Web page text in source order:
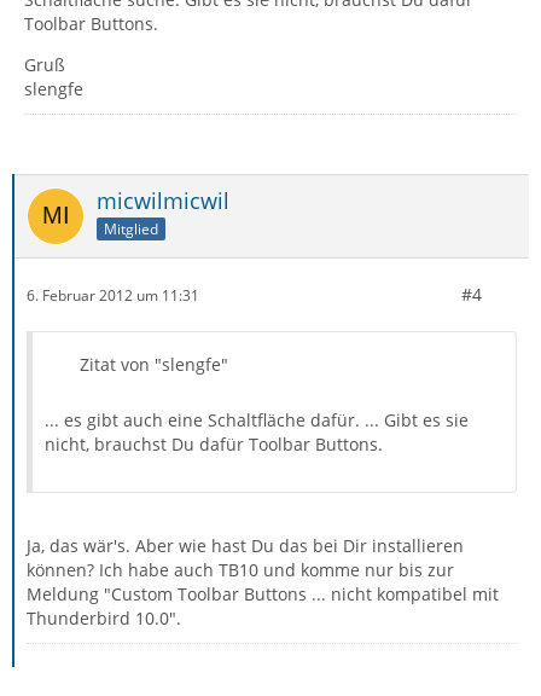
Toolbar Buttons.
Gruß
slengfe
micwilmicwil
Mitglied
6. Februar 2012 um 11:31 #4
Zitat von "slengfe"
... es gibt auch eine Schaltfläche dafür. ... Gibt es sie
nicht, brauchst Du dafür Toolbar Buttons.
Ja, das wär's. Aber wie hast Du das bei Dir installieren
können? Ich habe auch TB10 und komme nur bis zur
Meldung "Custom Toolbar Buttons ... nicht kompatibel mit
Thunderbird 10.0".